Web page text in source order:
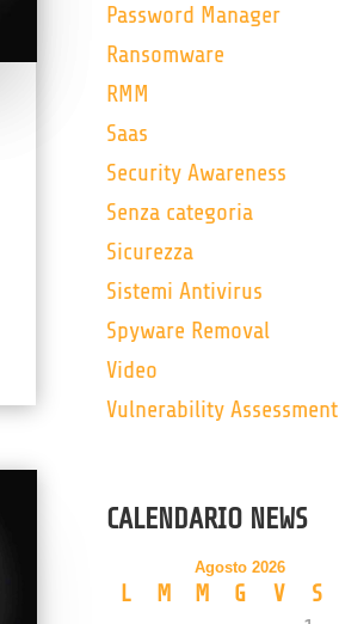
Password Manager
Ransomware
RMM
Saas
Security Awareness
Senza categoria
Sicurezza
Sistemi Antivirus
Spyware Removal
Video
Vulnerability Assessment
CALENDARIO NEWS
Agosto 2026
L M M G V S